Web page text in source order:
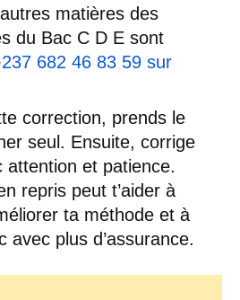
matières des
du Bac C D E sont
682 46 83 59 sur
correction, prends le
seul. Ensuite, corrige
attention et patience.
repris peut t’aider à
ta méthode et à
avec plus d’assurance.